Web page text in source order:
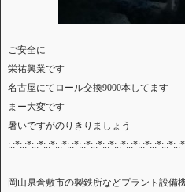
ご安全に
栄祐興業です
名古屋にてロール交換9000本してます
まー大変です
暑いですがのりきりましょう
岡山県倉敷市の製鉄所などプラント設備